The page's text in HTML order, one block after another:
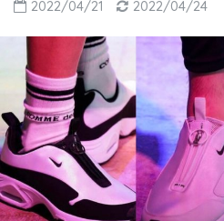
2022/04/21 2022/04/24